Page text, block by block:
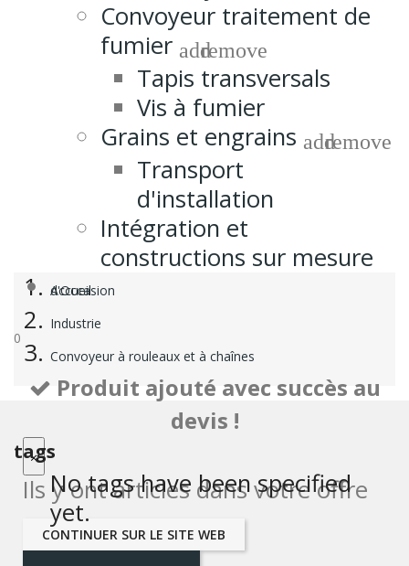
Convoyeur traitement de
fumier addremove
Tapis transversals
Vis à fumier
Grains et engrains addremove
Transport
d'installation
Intégration et
constructions sur mesure
d'Occasion
0
Produit ajouté avec succès au
devis !
×
Ils y ontarticles dans votre offre
CONTINUER SUR LE SITE WEB
Accueil
Industrie
Convoyeur à rouleaux et à chaînes
tags
No tags have been specified
yet.